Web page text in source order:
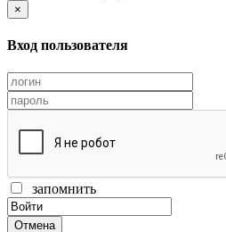
×
Вход пользователя
запомнить
Отмена